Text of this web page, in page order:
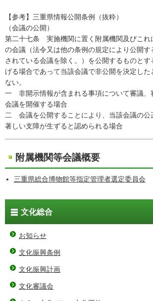
【参考】三重県情報公開条例（抜粋）
（会議の公開）
第二十七条 実施機関に置く附属機関及びこれ
の会議（法令又は他の条例の規定により公開す
されている会議を除く。）を公開するものと
げる場合であって当該会議で非公開を決定し
ない。
一 非開示情報が含まれる事項について審議、
会議を開催する場合
二 会議を公開することにより、当該会議の公
著しい支障が生ずると認められる場合
附属機関等会議概要
三重県総合博物館等指定管理者選定委員会
文化総合
お知らせ
文化振興条例
文化振興計画
文化審議会